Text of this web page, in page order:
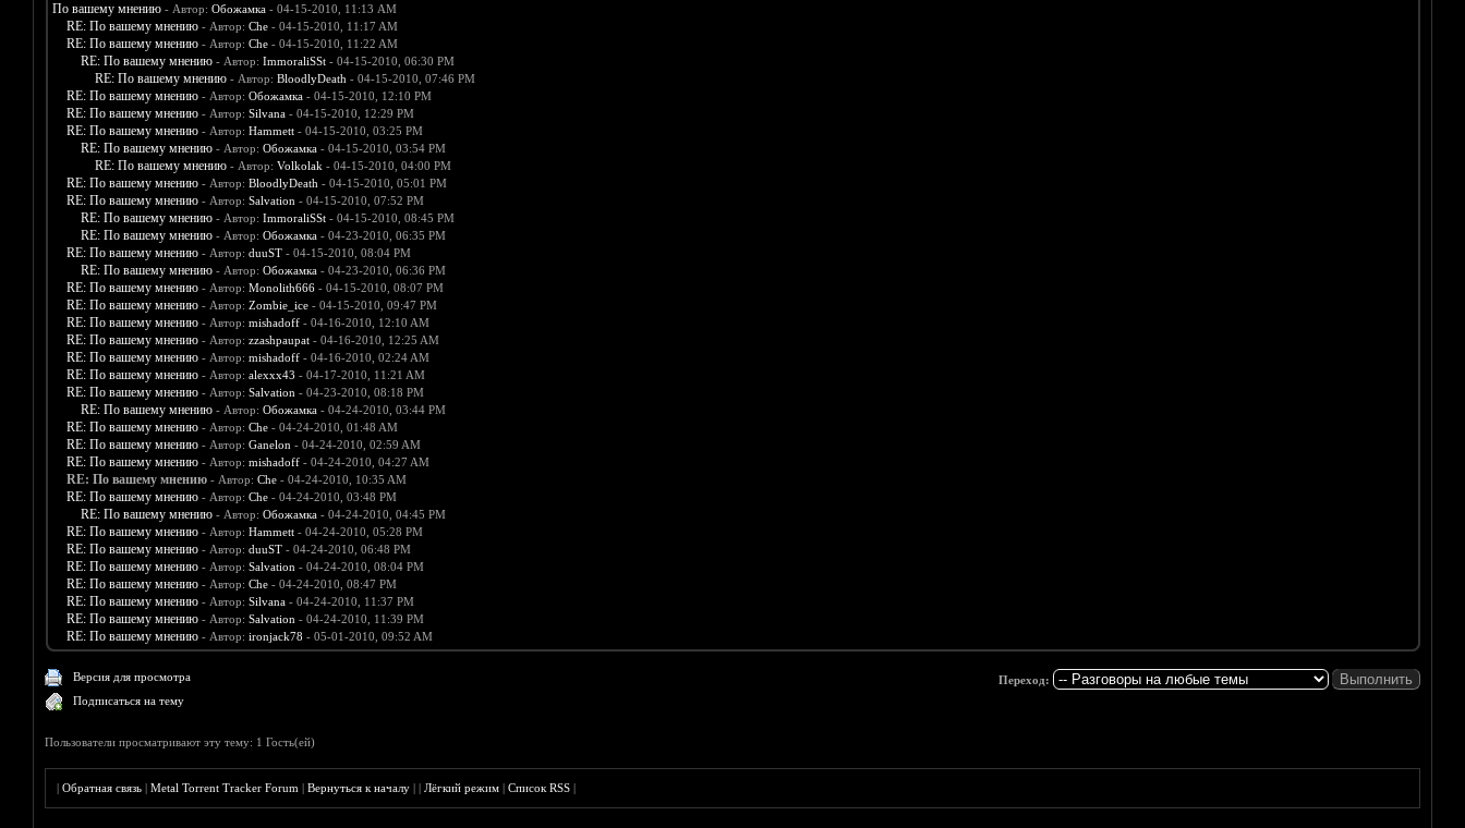
По вашему мнению - Автор: Обожамка- 04-15-2010, 11:13 AM
RE: По вашему мнению - Автор: Che- 04-15-2010, 11:17 AM
RE: По вашему мнению - Автор: Che- 04-15-2010, 11:22 AM
RE: По вашему мнению - Автор: ImmoraliSSt- 04-15-2010, 06:30 PM
RE: По вашему мнению - Автор: BloodlyDeath - 04-15-2010, 07:46 PM
RE: По вашему мнению - Автор: Обожамка- 04-15-2010, 12:10 PM
RE: По вашему мнению - Автор: Silvana- 04-15-2010, 12:29 PM
RE: По вашему мнению - Автор: Hammett- 04-15-2010, 03:25 PM
RE: По вашему мнению - Автор: Обожамка- 04-15-2010, 03:54 PM
RE: По вашему мнению - Автор: Volkolak - 04-15-2010, 04:00 PM
RE: По вашему мнению - Автор: BloodlyDeath - 04-15-2010, 05:01 PM
RE: По вашему мнению - Автор: Salvation - 04-15-2010, 07:52 PM
RE: По вашему мнению - Автор: ImmoraliSSt- 04-15-2010, 08:45 PM
RE: По вашему мнению - Автор: Обожамка- 04-23-2010, 06:35 PM
RE: По вашему мнению - Автор: duuST- 04-15-2010, 08:04 PM
RE: По вашему мнению - Автор: Обожамка- 04-23-2010, 06:36 PM
RE: По вашему мнению - Автор: Monolith666- 04-15-2010, 08:07 PM
RE: По вашему мнению - Автор: Zombie_ice- 04-15-2010, 09:47 PM
RE: По вашему мнению - Автор: mishadoff- 04-16-2010, 12:10 AM
RE: По вашему мнению - Автор: zzashpaupat- 04-16-2010, 12:25 AM
RE: По вашему мнению - Автор: mishadoff- 04-16-2010, 02:24 AM
RE: По вашему мнению - Автор: alexxx43 - 04-17-2010, 11:21 AM
RE: По вашему мнению - Автор: Salvation - 04-23-2010, 08:18 PM
RE: По вашему мнению - Автор: Обожамка- 04-24-2010, 03:44 PM
RE: По вашему мнению - Автор: Che- 04-24-2010, 01:48 AM
RE: По вашему мнению - Автор: Ganelon - 04-24-2010, 02:59 AM
RE: По вашему мнению - Автор: mishadoff- 04-24-2010, 04:27 AM
RE: По вашему мнению - Автор: Che- 04-24-2010, 10:35 AM
RE: По вашему мнению - Автор: Che- 04-24-2010, 03:48 PM
RE: По вашему мнению - Автор: Обожамка- 04-24-2010, 04:45 PM
RE: По вашему мнению - Автор: Hammett- 04-24-2010, 05:28 PM
RE: По вашему мнению - Автор: duuST- 04-24-2010, 06:48 PM
RE: По вашему мнению - Автор: Salvation - 04-24-2010, 08:04 PM
RE: По вашему мнению - Автор: Che- 04-24-2010, 08:47 PM
RE: По вашему мнению - Автор: Silvana- 04-24-2010, 11:37 PM
RE: По вашему мнению - Автор: Salvation - 04-24-2010, 11:39 PM
RE: По вашему мнению - Автор: ironjack78 - 05-01-2010, 09:52 AM
Версия для просмотра
Подписаться на тему
Переход:
Пользователи просматривают эту тему: 1 Гость(ей)
|Обратная связь |Metal Torrent Tracker Forum |Вернуться к началу ||Лёгкий режим |Список RSS |